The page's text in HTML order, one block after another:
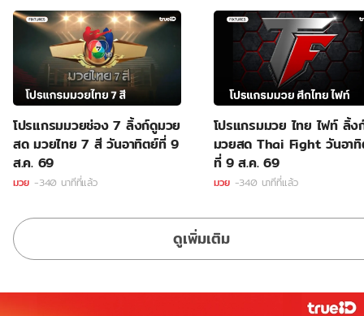
โปรแกรมมวยช่อง 7 ลิ้งก์ดูมวย
สด มวยไทย 7 สี วันอาทิตย์ที่ 9
ส.ค. 69
มวย -340 นาทีที่แล้ว
โปรแกรมมวย ไทย ไฟท์ ลิ้ง
มวยสด Thai Fight วันอา
ที่ 9 ส.ค. 69
มวย -340 นาทีที่แล้ว
ดูเพิ่มเติม